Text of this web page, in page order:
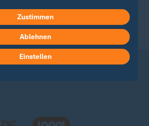
widerrufen oder ändern.
Impressum.
findest du in unserer
Zustimmen
Ablehnen
Einstellen